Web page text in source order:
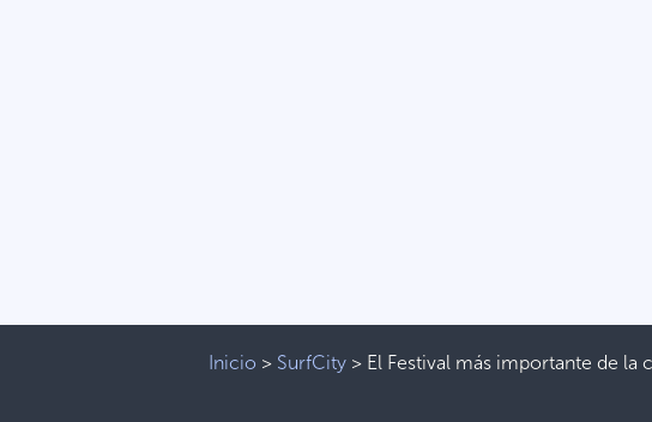
Inicio > SurfCity > El Festival más importante de la